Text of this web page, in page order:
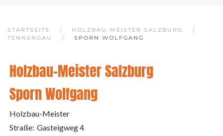
STARTSEITE
HOLZBAU-MEISTER SALZBURG
TENNENGAU
SPORN WOLFGANG
Holzbau-Meister Salzburg
Sporn Wolfgang
Holzbau-Meister
Straße: Gasteigweg 4